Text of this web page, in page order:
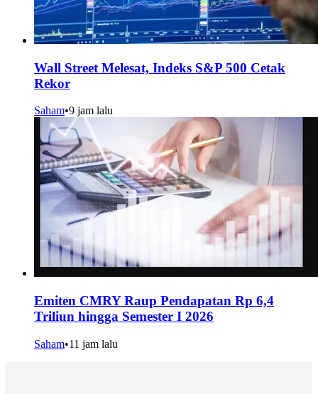
Wall Street Melesat, Indeks S&P 500 Cetak
Rekor
Saham•9 jam lalu
Emiten CMRY Raup Pendapatan Rp 6,4
Triliun hingga Semester I 2026
Saham•11 jam lalu